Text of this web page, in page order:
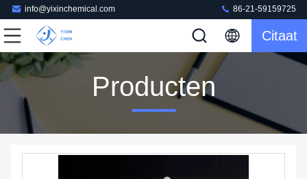
info@yixinchemical.com 86-21-59159725
Citaat
Producten